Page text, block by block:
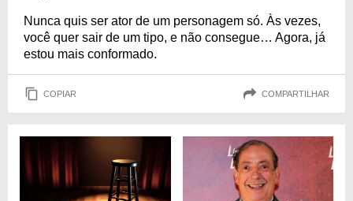
Nunca quis ser ator de um personagem só. Às vezes,
você quer sair de um tipo, e não consegue… Agora, já
estou mais conformado.
COPIAR COMPARTILHAR